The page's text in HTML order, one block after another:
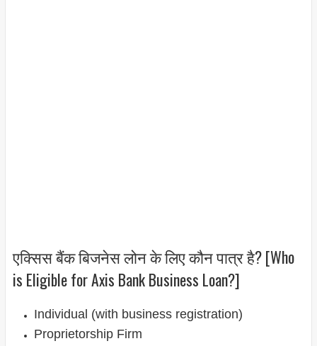
एक्सिस बैंक बिजनेस लोन के लिए कौन पात्र है? [Who
is Eligible for Axis Bank Business Loan?]
Individual (with business registration)
Proprietorship Firm